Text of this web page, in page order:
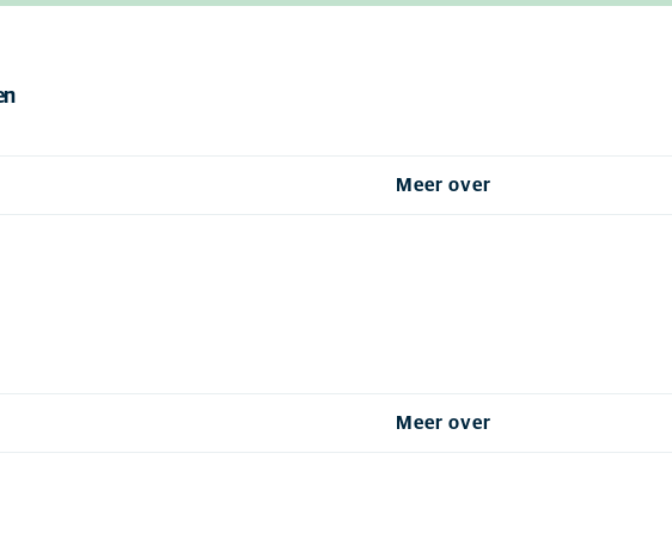
Meer over
Meer over